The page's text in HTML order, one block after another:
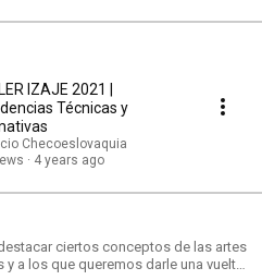
IZAJE 2021 |
Técnicas y
Checoeslovaquia
4 years ago
ciertos conceptos de las artes
a los que queremos darle una vuelta,